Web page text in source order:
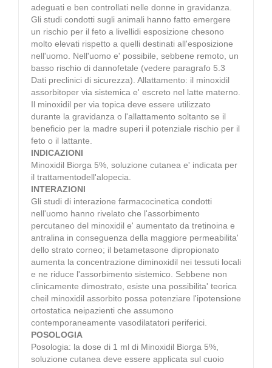
adeguati e ben controllati nelle donne in gravidanza.
Gli studi condotti sugli animali hanno fatto emergere
un rischio per il feto a livellidi esposizione chesono
molto elevati rispetto a quelli destinati all'esposizione
nell'uomo. Nell'uomo e' possibile, sebbene remoto, un
basso rischio di dannofetale (vedere paragrafo 5.3
Dati preclinici di sicurezza). Allattamento: il minoxidil
assorbitoper via sistemica e' escreto nel latte materno.
Il minoxidil per via topica deve essere utilizzato
durante la gravidanza o l'allattamento soltanto se il
beneficio per la madre superi il potenziale rischio per il
feto o il lattante.
INDICAZIONI
Minoxidil Biorga 5%, soluzione cutanea e' indicata per
il trattamentodell'alopecia.
INTERAZIONI
Gli studi di interazione farmacocinetica condotti
nell'uomo hanno rivelato che l'assorbimento
percutaneo del minoxidil e' aumentato da tretinoina e
antralina in conseguenza della maggiore permeabilita'
dello strato corneo; il betametasone dipropionato
aumenta la concentrazione diminoxidil nei tessuti locali
e ne riduce l'assorbimento sistemico. Sebbene non
clinicamente dimostrato, esiste una possibilita' teorica
cheil minoxidil assorbito possa potenziare l'ipotensione
ortostatica neipazienti che assumono
contemporaneamente vasodilatatori periferici.
POSOLOGIA
Posologia: la dose di 1 ml di Minoxidil Biorga 5%,
soluzione cutanea deve essere applicata sul cuoio